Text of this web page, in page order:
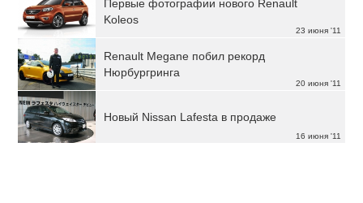
23 июня '11
Первые фотографии нового Renault
Koleos
20 июня '11
Renault Megane побил рекорд
Нюрбургринга
16 июня '11
Новый Nissan Lafesta в продаже